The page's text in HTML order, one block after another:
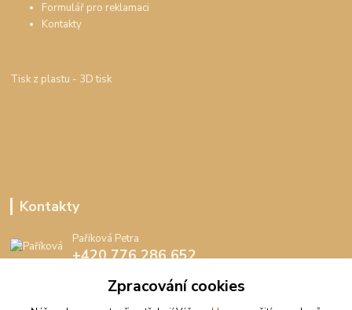
Formulář pro reklamaci
Kontakty
Tisk z plastu - 3D tisk
Kontakty
Paříková Petra
+420 776 286 652
Zpracování cookies